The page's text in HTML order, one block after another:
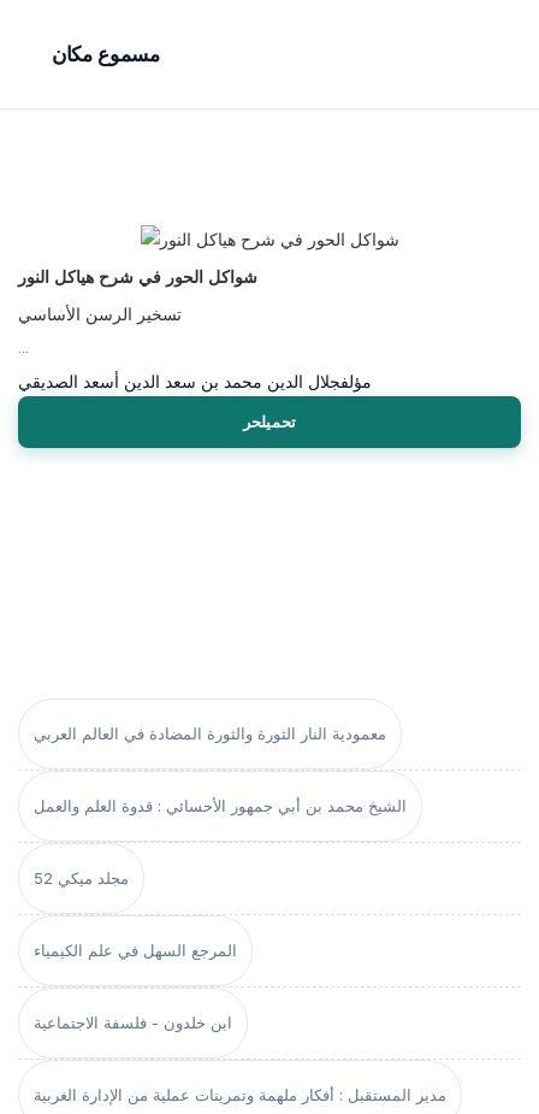
مسموع مكان
معمودية النار الثورة والثورة المضادة في العالم العربي
الشيخ محمد بن أبي جمهور الأحسائي : قدوة العلم والعمل
مجلد ميكي 52
المرجع السهل في علم الكيمياء
ابن خلدون - فلسفة الاجتماعية
مدير المستقبل : أفكار ملهمة وتمرينات عملية من الإدارة الغربية
شواكل الحور في شرح هياكل النور
تسخير الرسن الأساسي
مؤلفجلال الدين محمد بن سعد الدين أسعد الصديقي
تحميلحر